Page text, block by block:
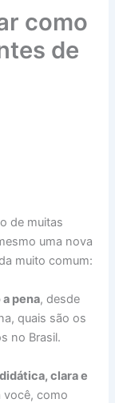
como
de
de muitas
uma nova
muito comum:
pena, desde
quais são os
no Brasil.
didática, clara e
você, como